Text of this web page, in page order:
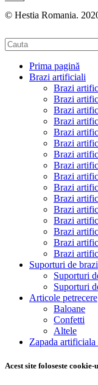
© Hestia Romania.
Prima pagină
Brazi artificiali
Brazi
Brazi
Brazi
Brazi
Brazi
Brazi
Brazi
Brazi
Brazi
Brazi
Brazi
Brazi
Brazi
Brazi
Brazi
Brazi
Suporturi de brazi
Suporturi
Suporturi
Articole petrecere
Baloane
Confetti
Altele
Zapada
Acest site foloseste cookie-